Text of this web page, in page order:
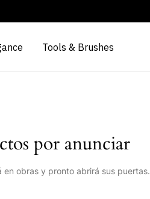
Tools & Brushes
por anunciar
obras y pronto abrirá sus puertas.